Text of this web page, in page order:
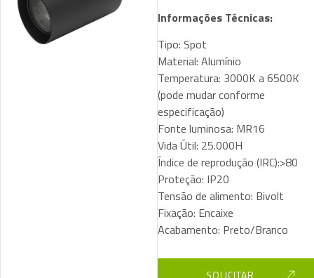
Informações Técnicas:
Tipo: Spot
Material: Alumínio
Temperatura: 3000K a 6500K
(pode mudar conforme
especificação)
Fonte luminosa: MR16
Vida Útil: 25.000H
Índice de reprodução (IRC):>80
Proteção: IP20
Tensão de alimento: Bivolt
Fixação: Encaixe
Acabamento: Preto/Branco